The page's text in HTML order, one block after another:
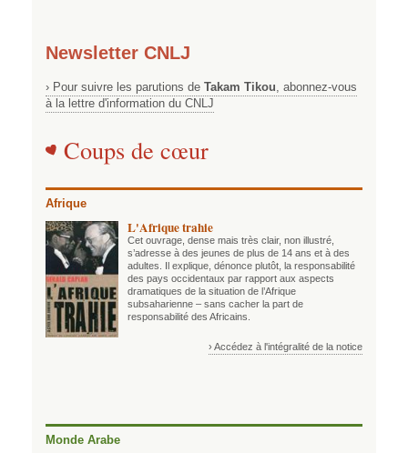
Newsletter CNLJ
› Pour suivre les parutions de Takam Tikou , abonnez-vous
à la lettre d'information du CNLJ
Coups de cœur
Afrique
L'Afrique trahie
Cet ouvrage, dense mais très clair, non illustré,
s’adresse à des jeunes de plus de 14 ans et à des
adultes. Il explique, dénonce plutôt, la responsabilité
des pays occidentaux par rapport aux aspects
dramatiques de la situation de l’Afrique
subsaharienne – sans cacher la part de
responsabilité des Africains.
› Accédez à l'intégralité de la notice
Monde Arabe